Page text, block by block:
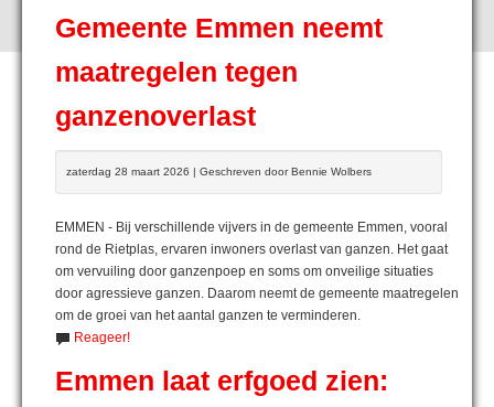
Gemeente Emmen neemt
maatregelen tegen
ganzenoverlast
zaterdag 28 maart 2026 | Geschreven door Bennie Wolbers
EMMEN - Bij verschillende vijvers in de gemeente Emmen, vooral
rond de Rietplas, ervaren inwoners overlast van ganzen. Het gaat
om vervuiling door ganzenpoep en soms om onveilige situaties
door agressieve ganzen. Daarom neemt de gemeente maatregelen
om de groei van het aantal ganzen te verminderen.
Reageer!
Emmen laat erfgoed zien: